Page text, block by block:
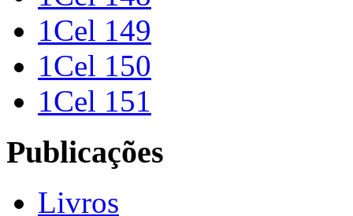
1Cel 149
1Cel 150
1Cel 151
Publicações
Livros